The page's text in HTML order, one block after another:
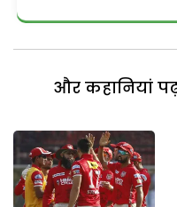
और कहानियां